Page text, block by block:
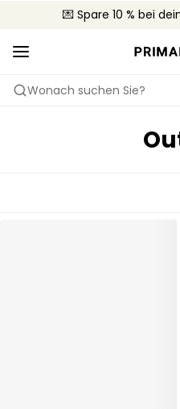
💌 Spare 10 % bei
🚚 Kostenloser Versand
📦 Kostenlose
Wonach suchen Sie?